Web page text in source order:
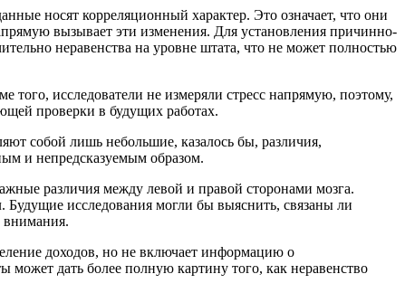
носят корреляционный характер. Это означает, что они
вызывает эти изменения. Для установления причинно-
неравенства на уровне штата, что не может полностью
того, исследователи не измеряли стресс напрямую, поэтому,
проверки в будущих работах.
собой лишь небольшие, казалось бы, различия,
и непредсказуемым образом.
различия между левой и правой сторонами мозга.
исследования могли бы выяснить, связаны ли
внимания.
доходов, но не включает информацию о
может дать более полную картину того, как неравенство